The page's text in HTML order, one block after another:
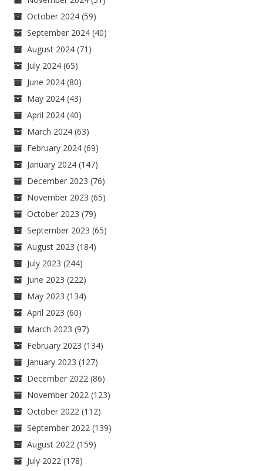
October 2024 (59)
September 2024 (40)
August 2024 (71)
July 2024 (65)
June 2024 (80)
May 2024 (43)
April 2024 (40)
March 2024 (63)
February 2024 (69)
January 2024 (147)
December 2023 (76)
November 2023 (65)
October 2023 (79)
September 2023 (65)
August 2023 (184)
July 2023 (244)
June 2023 (222)
May 2023 (134)
April 2023 (60)
March 2023 (97)
February 2023 (134)
January 2023 (127)
December 2022 (86)
November 2022 (123)
October 2022 (112)
September 2022 (139)
August 2022 (159)
July 2022 (178)